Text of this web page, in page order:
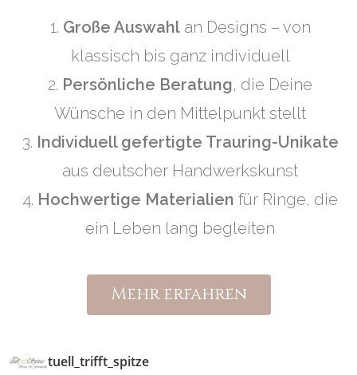
1. Große Auswahlan Designs – von
klassisch bis ganz individuell
2. Persönliche Beratung, die Deine
Wünsche in den Mittelpunkt stellt
3. Individuell gefertigte Trauring-Unikate
aus deutscher Handwerkskunst
4. Hochwertige Materialien für Ringe, die
ein Leben lang begleiten
Mehr erfahren
tuell_trifft_spitze